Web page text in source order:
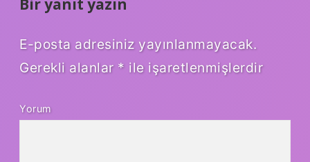
Bir yanıt yazın
E-posta adresiniz yayınlanmayacak.
Gerekli alanlar * ile işaretlenmişlerdir
Yorum